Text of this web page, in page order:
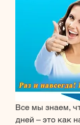
Все мы знаем,
дней – это как